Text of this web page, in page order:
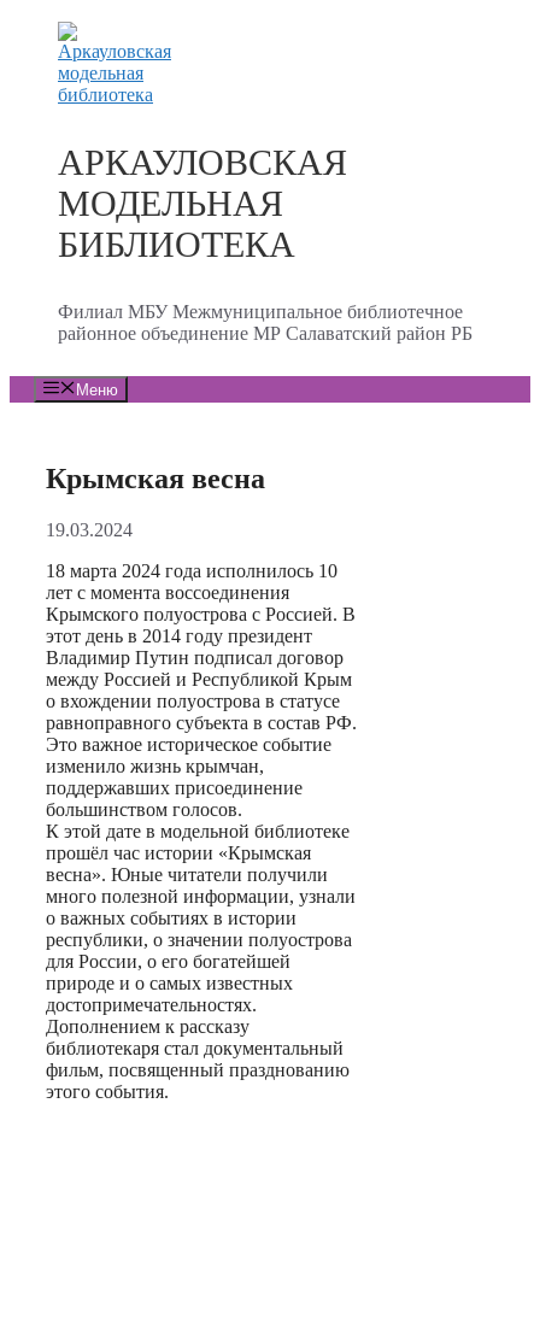
Перейти
содержимому
АРКАУЛОВСКАЯ
МОДЕЛЬНАЯ
БИБЛИОТЕКА
Филиал МБУ Межмуниципальное библиотечное
районное объединение МР Салаватский район РБ
Меню
Крымская весна
19.03.2024
18 марта 2024 года исполнилось 10
лет с момента воссоединения
Крымского полуострова с Россией. В
этот день в 2014 году президент
Владимир Путин подписал договор
между Россией и Республикой Крым
о вхождении полуострова в статусе
равноправного субъекта в состав РФ.
Это важное историческое событие
изменило жизнь крымчан,
поддержавших присоединение
большинством голосов.
К этой дате в модельной библиотеке
прошёл час истории «Крымская
весна». Юные читатели получили
много полезной информации, узнали
о важных событиях в истории
республики, о значении полуострова
для России, о его богатейшей
природе и о самых известных
достопримечательностях.
Дополнением к рассказу
библиотекаря стал документальный
фильм, посвященный празднованию
этого события.